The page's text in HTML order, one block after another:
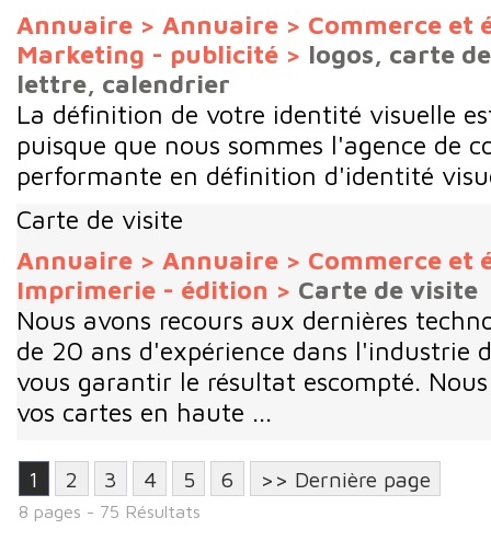
Annuaire > Annuaire > Commerce et
Marketing - publicité > logos, carte
lettre, calendrier
La définition de votre identité visuelle
puisque que nous sommes l'agence de
performante en définition d'identité
Carte de visite
Annuaire > Annuaire > Commerce et
Imprimerie - édition > Carte de visite
Nous avons recours aux dernières
de 20 ans d'expérience dans l'industrie
vous garantir le résultat escompté.
vos cartes en haute ...
1 2 3 4 5 6 >> Dernière page
8 pages - 75 Résultats